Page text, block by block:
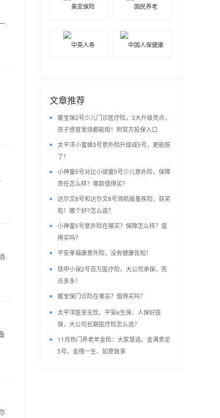
.
文章推荐
暖宝保2号少儿门诊医疗险，3大升级亮点，
孩子感冒发烧都能赔！附官方投保入口
太平洋小蜜蜂3号意外险升级成5号，更能赔
了！
小神童5号对比小顽童5号少儿意外险，保障
责任怎么样？哪款值得买？
达尔文8号和达尔文8号领航版重疾险，获奖
啦！哪个好?怎么选？
小神童5号意外险在哪买？保障怎么样？值
得买吗？
平安孝福康意外险，没有健康告知！
铁甲小保2号百万医疗险，大公司承保，亮
点多多！
暖宝保门诊险在哪买？值得买吗？
太平洋医享无忧、平安e生保、人保好医
保，大公司长期医疗险怎么选？
11月热门养老年金险：大家慧选、金满意足
5号、金禧一生、如意致享